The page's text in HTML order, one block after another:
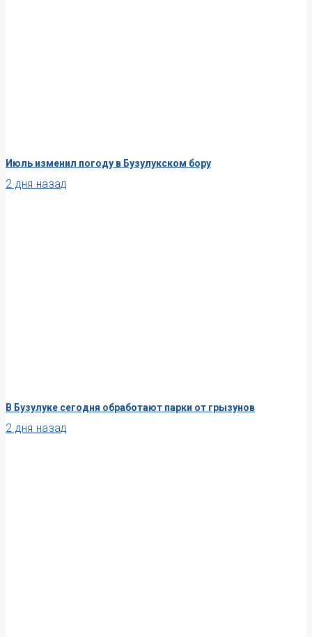
Июль изменил погоду в Бузулукском бору
2 дня назад
В Бузулуке сегодня обработают парки от грызунов
2 дня назад